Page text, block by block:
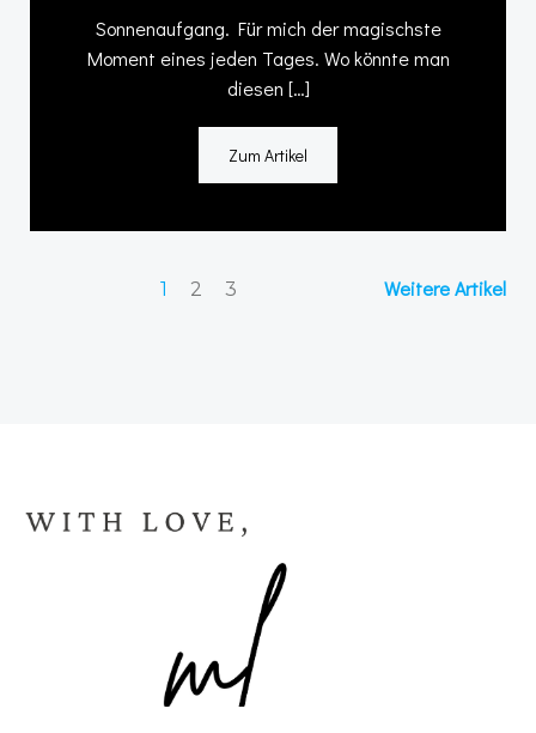
Sonnenaufgang. Für mich der magischste
Moment eines jeden Tages. Wo könnte man
diesen […]
Zum Artikel
1 2 3 Weitere Artikel